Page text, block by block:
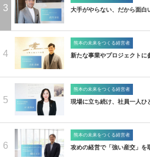
3 大手がやらない、だから面白
4
熊本の未来をつくる経営者
新たな事業やプロジェクトに
5
熊本の未来をつくる経営者
現場に立ち続け、社員一人ひ
6
熊本の未来をつくる経営者
攻めの経営で「強い産交」を